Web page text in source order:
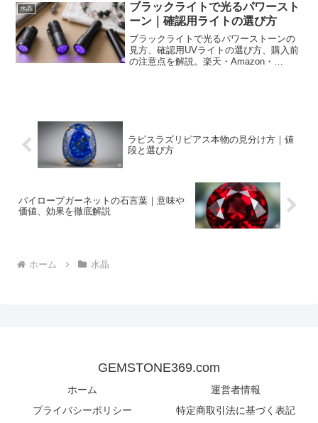
水晶
ブラックライトで光るパワースト
ーン｜確認用ライトの選び方
ブラックライトで光るパワーストーンの
見方、確認用UVライトの選び方、購入前
の注意点を解説。楽天・Amazon・
ラピスラズリピアス本物の見分け方｜値
段と選び方
パイロープガーネットの石言葉｜意味や
価値、効果を徹底解説
ホーム 水晶
GEMSTONE369.com
ホーム
運営者情報
プライバシーポリシー
特定商取引法に基づく表記